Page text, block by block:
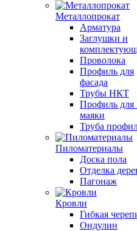
Металлопрокат
Арматура
Заглушки и
Проволока
Профиль для
фасада
Трубы НКТ
Профиль
маяки
Труба
Пиломатериалы
Доска пола
Отделка
Пагонаж
Кровли
Гибкая
Ондулин